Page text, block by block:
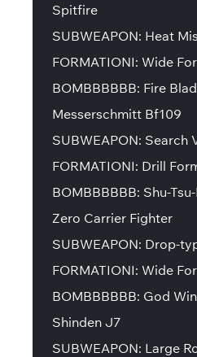
Spitfire
SUBWEAPON: Heat
FORMATIONI: Wide
BOMBBBBBB: Fire
Messerschmitt Bf109
SUBWEAPON: Search
FORMATIONI: Drill
BOMBBBBBB: Shu-
Zero Carrier Fighter
SUBWEAPON: Drop-
FORMATIONI: Wide
BOMBBBBBB: God
Shinden J7
SUBWEAPON: Large